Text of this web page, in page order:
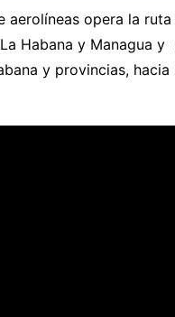
aerolíneas opera la
Habana y Managua y
y provincias, hacia